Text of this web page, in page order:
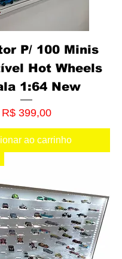
P/ 100 Minis
Hot Wheels
1:64 New
Preço
R$ 399,00
ao carrinho